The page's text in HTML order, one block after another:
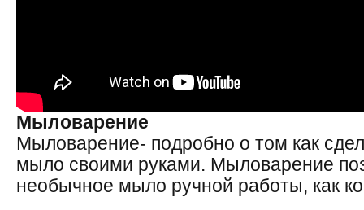
Мыловарение
Мыловарение- подробно о том как
мыло своими руками. Мыловарение
необычное мыло ручной работы, как